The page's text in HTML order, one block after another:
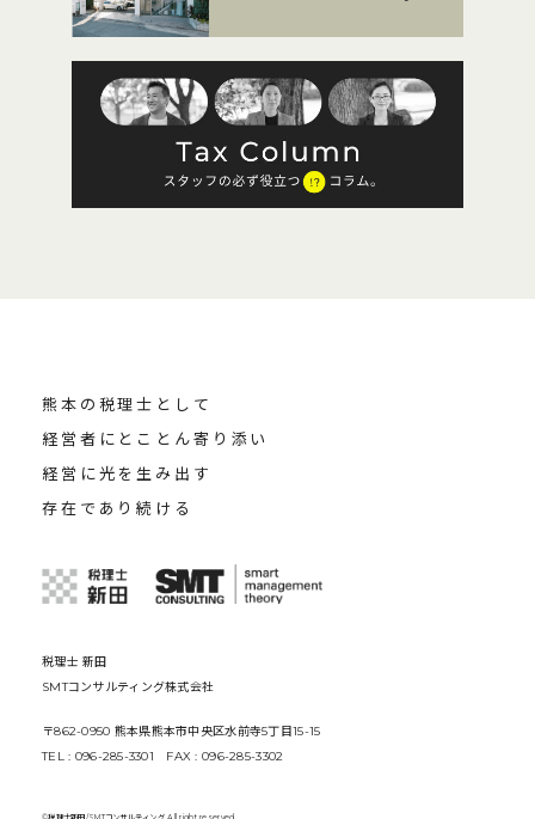
熊本の税理士として
経営者にとことん寄り添い
経営に光を生み出す
存在であり続ける
税理士 新田
SMTコンサルティング株式会社
〒862-0950 熊本県熊本市中央区水前寺5丁目15-15
TEL : 096-285-3301 FAX : 096-285-3302